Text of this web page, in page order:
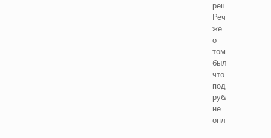
решил?
Речь
же
о
том
была,
что
подписку
рублями
не
оплатить